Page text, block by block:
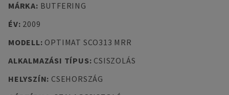
MÁRKA: BUTFERING
ÉV: 2009
MODELL: OPTIMAT SCO313 MRR
ALKALMAZÁSI TÍPUS: CSISZOLÁS
HELYSZÍN: CSEHORSZÁG